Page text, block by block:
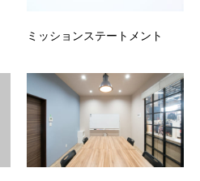
ミッションステートメント